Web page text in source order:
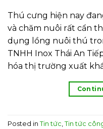
Thú cưng hiện nay
và chăm nuôi rất cẩn
dụng lồng nuôi thú
TNHH Inox Thái An
hóa thị trường xuất
Posted in Tin tức Tin tức